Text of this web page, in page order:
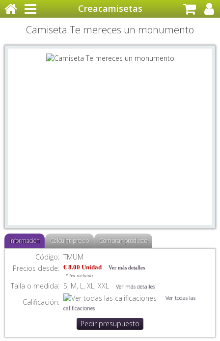
Creacamisetas
Camiseta Te mereces un monumento
Información Calcular precio Comprar producto
Código: TMUM
Precios desde: € 8.00 Unidad Ver más detalles
* Iva incluido
Talla o medida: S, M, L, XL, XXL Ver más detalles
Calificación:
Ver todas las
calificaciones
Pedir presupuesto